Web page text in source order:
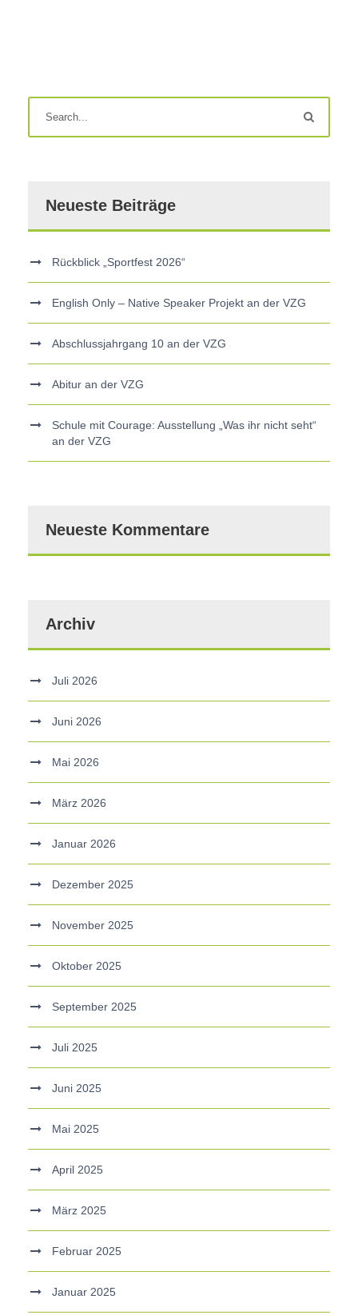
Neueste Beiträge
Rückblick „Sportfest 2026“
English Only – Native Speaker Projekt an der VZG
Abschlussjahrgang 10 an der VZG
Abitur an der VZG
Schule mit Courage: Ausstellung „Was ihr nicht seht“
an der VZG
Neueste Kommentare
Archiv
Juli 2026
Juni 2026
Mai 2026
März 2026
Januar 2026
Dezember 2025
November 2025
Oktober 2025
September 2025
Juli 2025
Juni 2025
Mai 2025
April 2025
März 2025
Februar 2025
Januar 2025